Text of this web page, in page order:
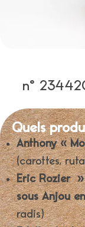
n°
Quels
Anthony «
(carottes,
Eric Rozier »
sous Anjou
radis)